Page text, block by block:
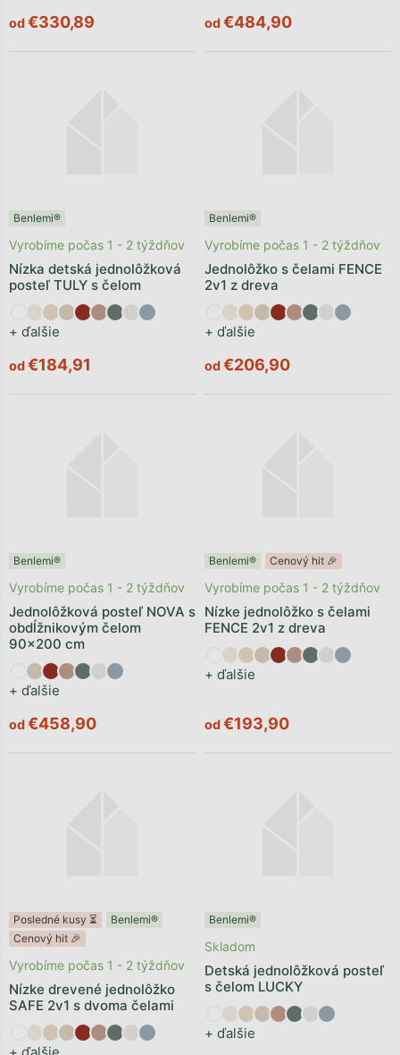
od€330,89 od€484,90
Benlemi®
Nízka detská jednolôžková
posteľ TULY s čelom
+ ďalšie
Vyrobíme počas 1 - 2 týždňov
od€184,91
Benlemi®
Jednolôžko s čelami FENCE
2v1 z dreva
+ ďalšie
Vyrobíme počas 1 - 2 týždňov
od€206,90
Benlemi®
Jednolôžková posteľ NOVA s
obdĺžnikovým čelom
90x200 cm
+ ďalšie
Vyrobíme počas 1 - 2 týždňov
od€458,90
Benlemi® Cenový hit 🎉
Nízke jednolôžko s čelami
FENCE 2v1 z dreva
+ ďalšie
Vyrobíme počas 1 - 2 týždňov
od€193,90
Posledné kusy ⏳
Benlemi®
Cenový hit 🎉
Nízke drevené jednolôžko
SAFE 2v1 s dvoma čelami
+ ďalšie
Vyrobíme počas 1 - 2 týždňov
Benlemi®
Detská jednolôžková posteľ
s čelom LUCKY
+ ďalšie
Skladom